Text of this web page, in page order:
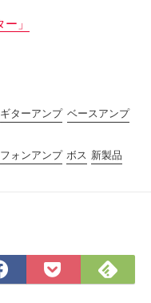
」
ギターアンプ ベースアンプ
ォンアンプ ボス 新製品
Facebook
で
Pocket
に
で